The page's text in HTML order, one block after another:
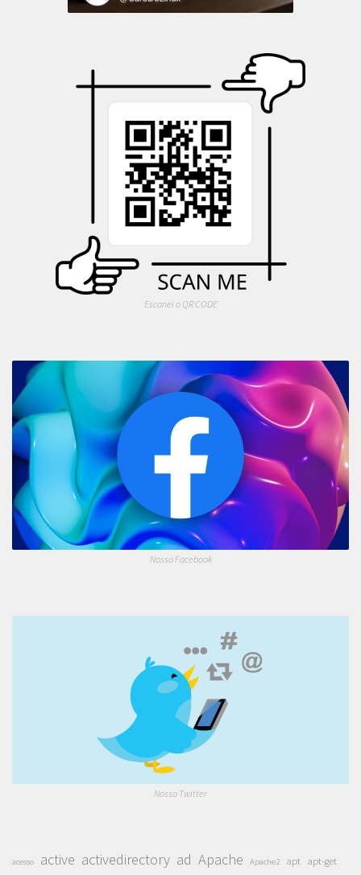
Escanei o QR CODE
Nosso Facebook
Nosso Twitter
acesso active activedirectory ad Apache Apache2 apt apt-get